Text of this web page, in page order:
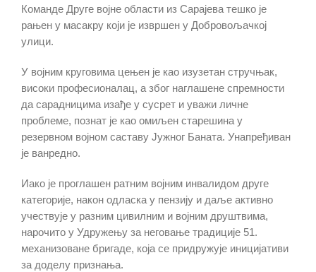
Команде Друге војне области из Сарајева тешко је
рањен у масакру који је извршен у Добровољачкој
улици.
У војним круговима цењен је као изузетан стручњак,
високи професионалац, а због наглашене спремности
да сарадницима изађе у сусрет и уважи личне
проблеме, познат је као омиљен старешина у
резервном војном саставу Јужног Баната. Унапређиван
је ванредно.
Иако је проглашен ратним војним инвалидом друге
категорије, након одласка у пензију и даље активно
учествује у разним цивилним и војним друштвима,
нарочито у Удружењу за неговање традиције 51.
механизоване бригаде, која се придружује иницијативи
за доделу признања.